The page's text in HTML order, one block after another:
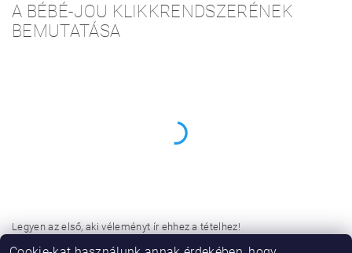
A BÉBÉ-JOU KLIKKRENDSZERÉNEK
BEMUTATÁSA
Legyen az első, aki véleményt ír ehhez a tételhez!